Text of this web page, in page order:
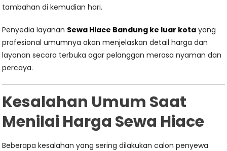
tambahan di kemudian hari.
Penyedia layanan Sewa Hiace Bandung ke luar kota yang
profesional umumnya akan menjelaskan detail harga dan
layanan secara terbuka agar pelanggan merasa nyaman dan
percaya.
Kesalahan Umum Saat
Menilai Harga Sewa Hiace
Beberapa kesalahan yang sering dilakukan calon penyewa